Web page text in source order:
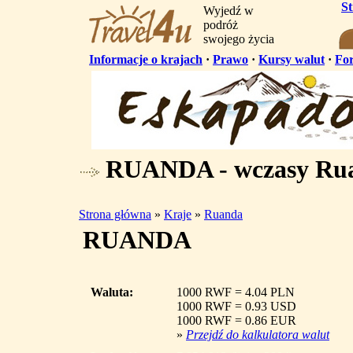
Wyjedź w
podróż
swojego życia
Informacje o krajach · Prawo · Kursy walut ·
RUANDA - wczasy
Strona główna » Kraje » Ruanda
RUANDA
Waluta:
1000 RWF = 4.04 PLN
1000 RWF = 0.93 USD
1000 RWF = 0.86 EUR
» Przejdź do kalkulatora walut